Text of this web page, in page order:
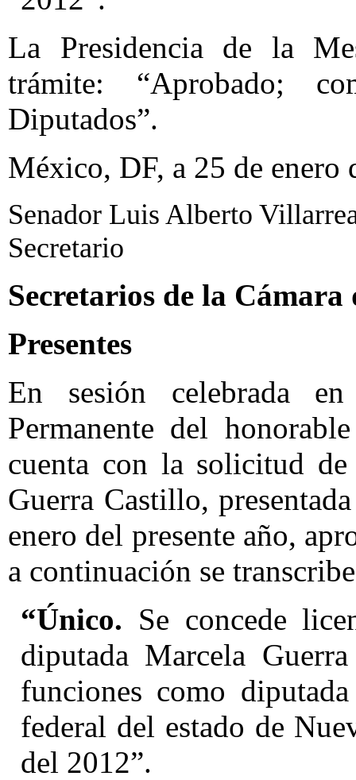
La Presidencia de la
trámite: “Aprobado;
Diputados”.
México, DF, a 25 de enero
Senador Luis Alberto
Secretario
Secretarios de la Cámara
Presentes
En sesión celebrada
Permanente del
cuenta con la solicitud
Guerra Castillo,
enero del presente año,
a continuación se
“Único. Se concede
diputada Marcela
funciones como
federal del estado de
del 2012”.